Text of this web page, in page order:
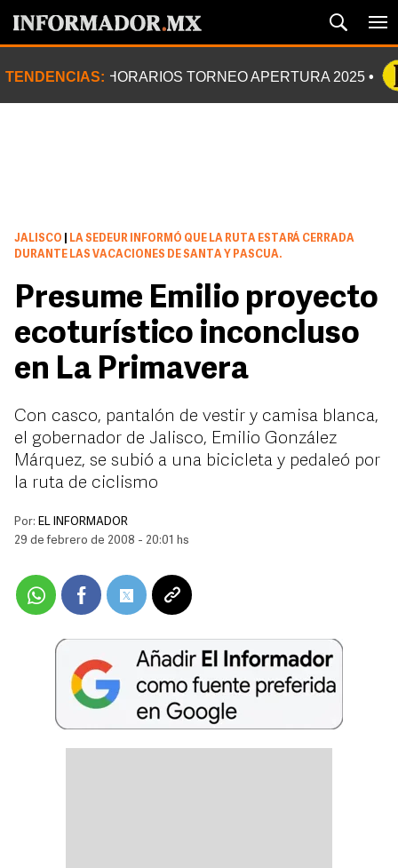
TENDENCIAS: HORARIOS TORNEO APERTURA 2025
JALISCO
LA SEDEUR INFORMÓ QUE LA RUTA ESTARÁ CERRADA
DURANTE LAS VACACIONES DE SANTA Y PASCUA.
Presume Emilio proyecto
ecoturístico inconcluso
en La Primavera
Con casco, pantalón de vestir y camisa blanca,
el gobernador de Jalisco, Emilio González
Márquez, se subió a una bicicleta y pedaleó por
la ruta de ciclismo
Por: EL INFORMADOR
29 de febrero de 2008 - 20:01 hs